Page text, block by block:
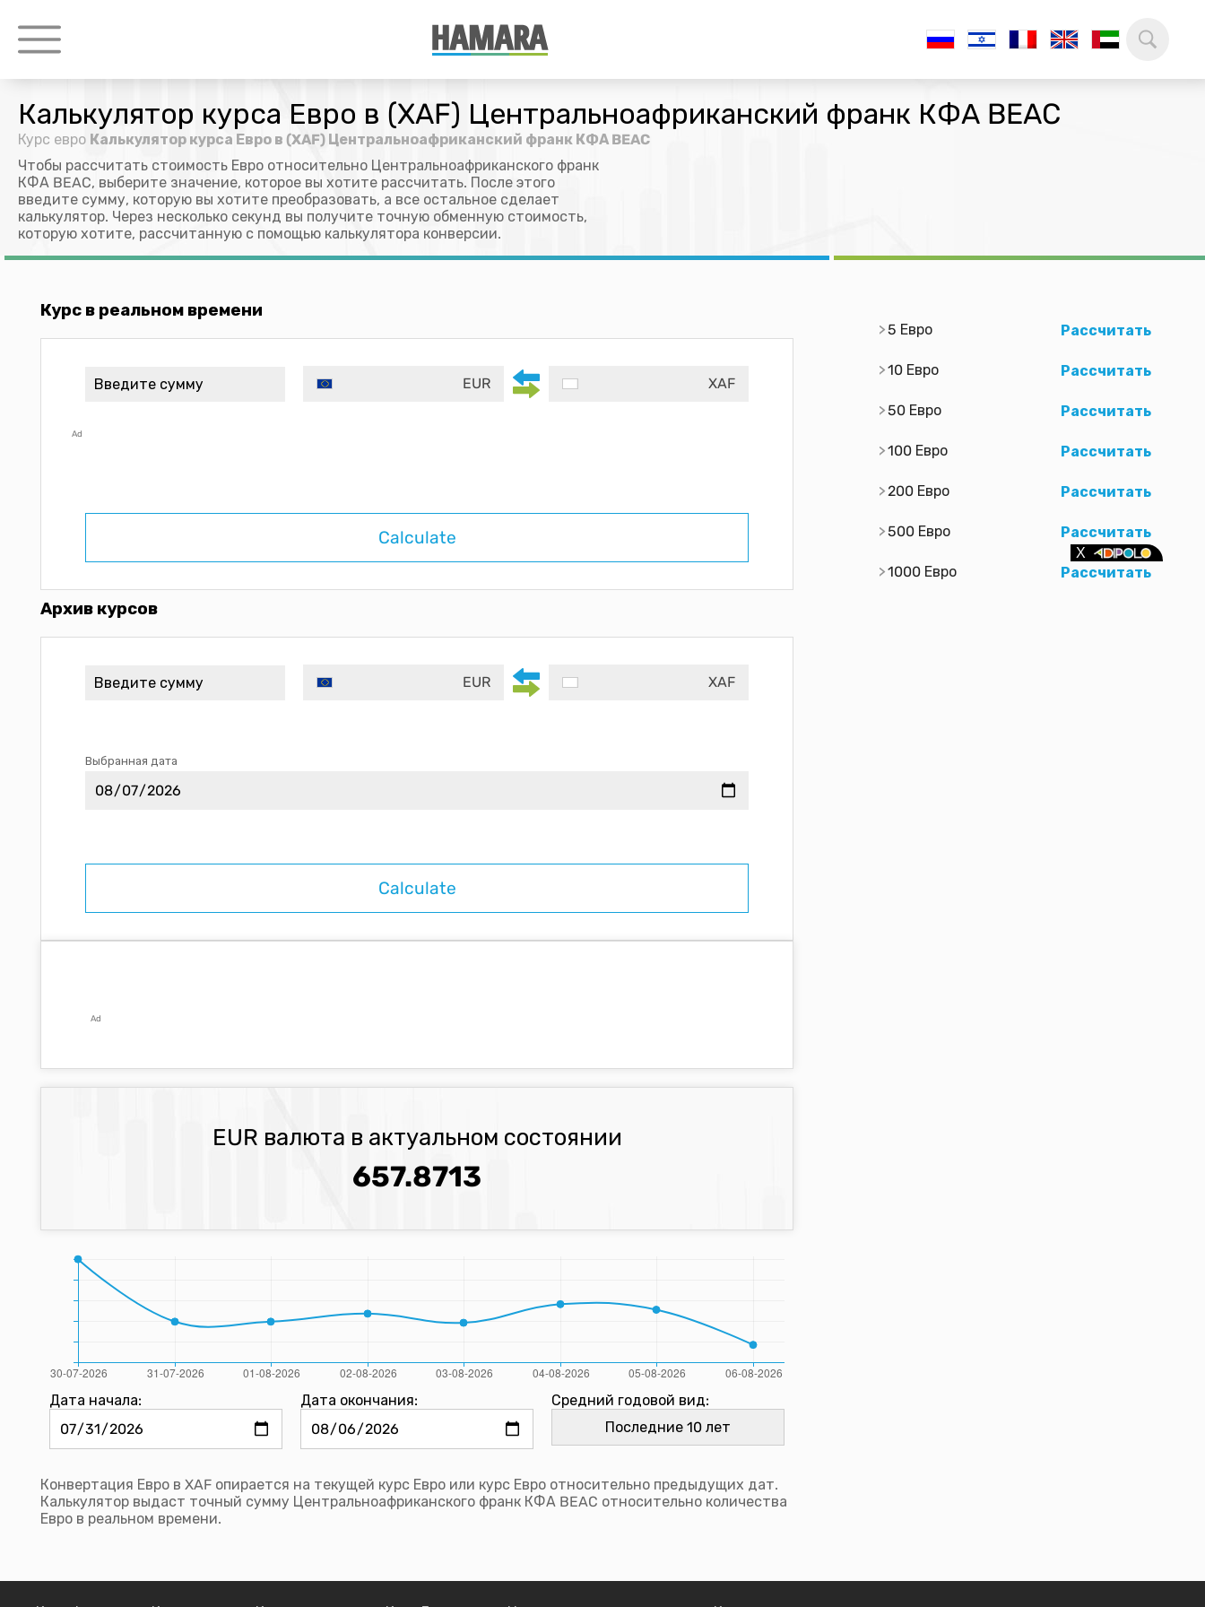
Калькулятор курса Евро в (XAF) Центральноафриканский франк КФА BEAC
Курс евро Калькулятор курса Евро в (XAF) Центральноафриканский франк КФА BEAC
Чтобы рассчитать стоимость Евро относительно Центральноафриканского франк
КФА BEAC, выберите значение, которое вы хотите рассчитать. После этого
введите сумму, которую вы хотите преобразовать, а все остальное сделает
калькулятор. Через несколько секунд вы получите точную обменную стоимость,
которую хотите, рассчитанную с помощью калькулятора конверсии.
Курс в реальном времени
EUR XAF
Ad
Calculate
Архив курсов
EUR XAF
Выбранная дата
Ad
EUR валюта в актуальном состоянии
657.8713
Дата начала: Дата окончания: Средний годовой вид:
Конвертация Евро в XAF опирается на текущей курс Евро или курс Евро относительно предыдущих дат.
Калькулятор выдаст точный сумму Центральноафриканского франк КФА BEAC относительно количества
Евро в реальном времени.
5 Евро Рассчитать
10 Евро Рассчитать
50 Евро Рассчитать
100 Евро Рассчитать
200 Евро Рассчитать
500 Евро Рассчитать
1000 Евро Рассчитать